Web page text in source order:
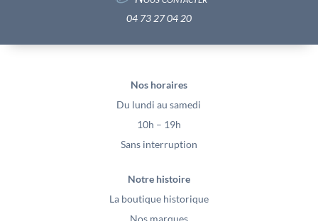
04 73 27 04 20
Nos horaires
Du lundi au samedi
10h – 19h
Sans interruption
Notre histoire
La boutique historique
Nos marques